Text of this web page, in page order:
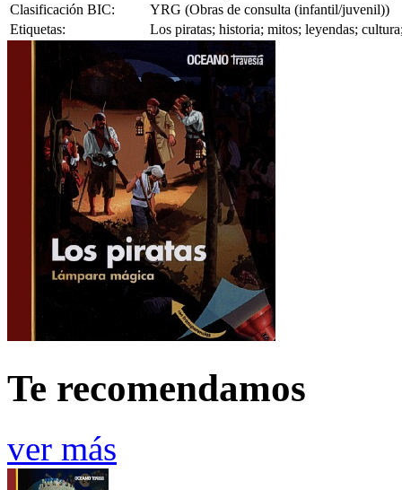
Clasificación BIC:
YRG (Obras de consulta (infantil/juvenil))
Etiquetas:
Los piratas; historia; mitos; leyendas;
Te recomendamos
ver más